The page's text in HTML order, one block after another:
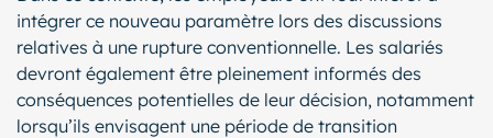
intégrer ce nouveau paramètre lors des discussions
relatives à une rupture conventionnelle. Les salariés
devront également être pleinement informés des
conséquences potentielles de leur décision, notamment
lorsqu’ils envisagent une période de transition